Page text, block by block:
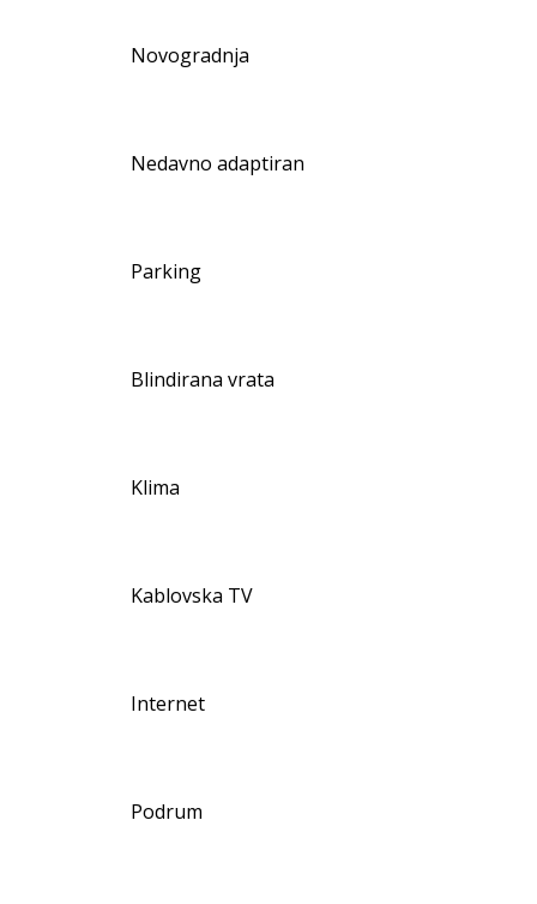
Novogradnja
Nedavno adaptiran
Parking
Blindirana vrata
Klima
Kablovska TV
Internet
Podrum